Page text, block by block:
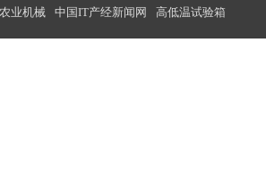
农业机械 中国IT产经新闻网 高低温试验箱